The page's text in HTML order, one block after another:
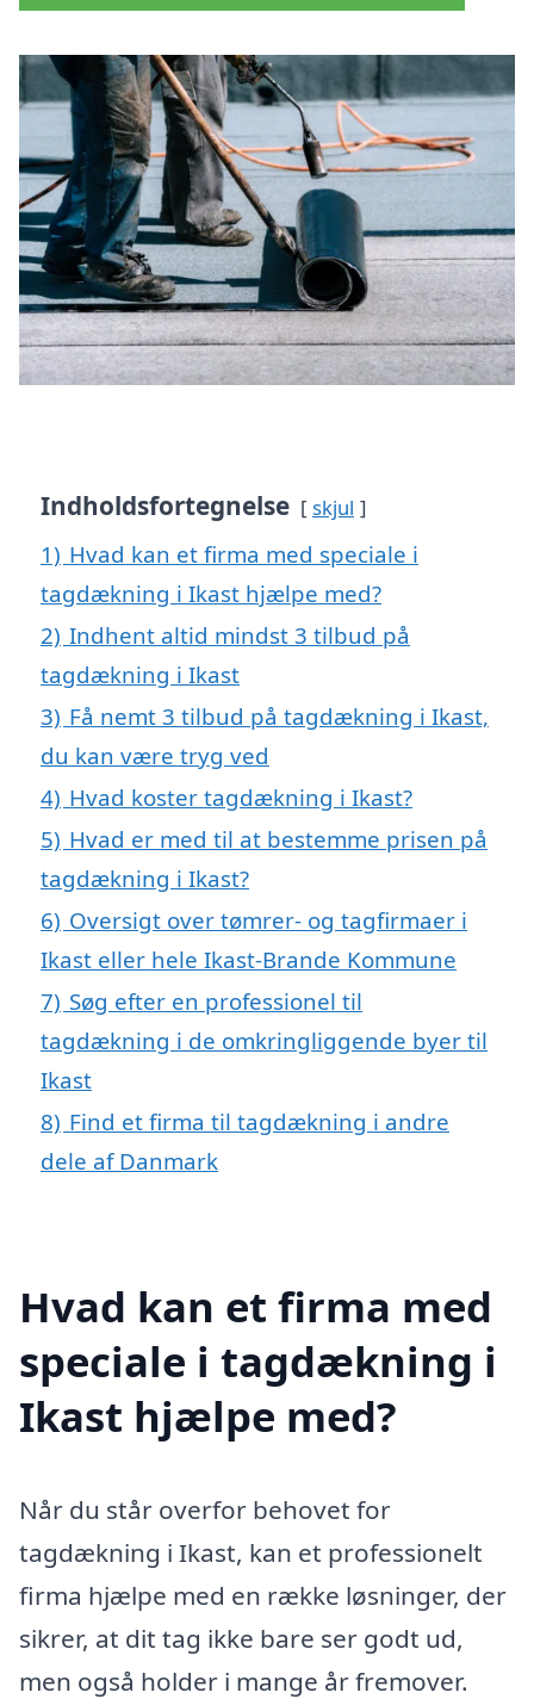
Indholdsfortegnelse skjul
1) Hvad kan et firma med speciale i
tagdækning i Ikast hjælpe med?
2) Indhent altid mindst 3 tilbud på
tagdækning i Ikast
3) Få nemt 3 tilbud på tagdækning i Ikast,
du kan være tryg ved
4) Hvad koster tagdækning i Ikast?
5) Hvad er med til at bestemme prisen på
tagdækning i Ikast?
6) Oversigt over tømrer- og tagfirmaer i
Ikast eller hele Ikast-Brande Kommune
7) Søg efter en professionel til
tagdækning i de omkringliggende byer til
Ikast
8) Find et firma til tagdækning i andre
dele af Danmark
Hvad kan et firma med
speciale i tagdækning i
Ikast hjælpe med?
Når du står overfor behovet for
tagdækning i Ikast, kan et professionelt
firma hjælpe med en række løsninger, der
sikrer, at dit tag ikke bare ser godt ud,
men også holder i mange år fremover.